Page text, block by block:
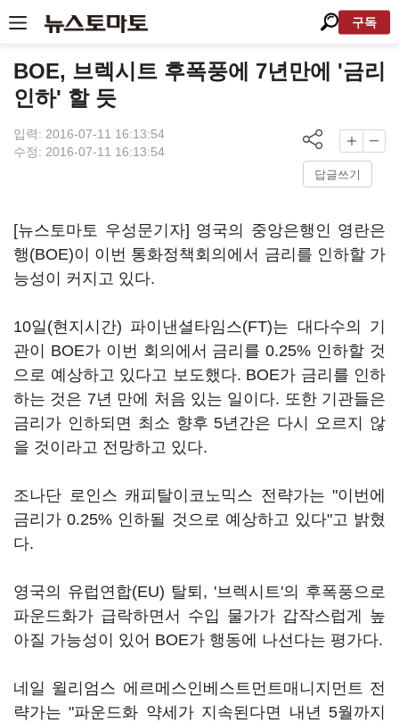
구독
BOE, 브렉시트 후폭풍에 7년만에 '금리
인하' 할 듯
입력: 2016-07-11 16:13:54
수정: 2016-07-11 16:13:54
답글쓰기
[뉴스토마토 우성문기자] 영국의 중앙은행인 영란은
행(BOE)이 이번 통화정책회의에서 금리를 인하할 가
능성이 커지고 있다.
10일(현지시간) 파이낸셜타임스(FT)는 대다수의 기
관이 BOE가 이번 회의에서 금리를 0.25% 인하할 것
으로 예상하고 있다고 보도했다. BOE가 금리를 인하
하는 것은 7년 만에 처음 있는 일이다. 또한 기관들은
금리가 인하되면 최소 향후 5년간은 다시 오르지 않
을 것이라고 전망하고 있다.
조나단 로인스 캐피탈이코노믹스 전략가는 "이번에
금리가 0.25% 인하될 것으로 예상하고 있다"고 밝혔
다.
영국의 유럽연합(EU) 탈퇴, '브렉시트'의 후폭풍으로
파운드화가 급락하면서 수입 물가가 갑작스럽게 높
아질 가능성이 있어 BOE가 행동에 나선다는 평가다.
네일 윌리엄스 에르메스인베스트먼트매니지먼트 전
략가는 "파운드화 약세가 지속된다면 내년 5월까지